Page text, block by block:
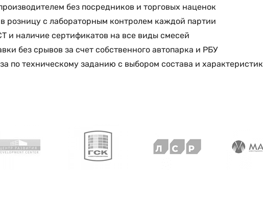
без посредников и торговых наценок
розницу с лабораторным контролем каждой партии
и наличие сертификатов на все виды смесей
без срывов за счет собственного автопарка и РБУ
по техническому заданию с выбором состава и характеристик